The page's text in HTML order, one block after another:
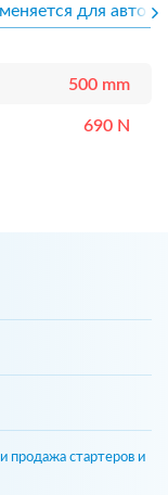
для авто
500 mm
690 N
стартеров и